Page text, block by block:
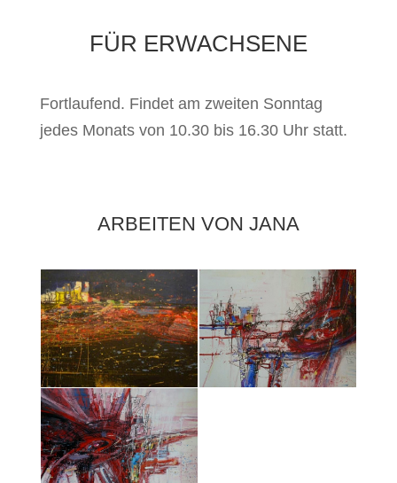
FÜR ERWACHSENE
Fortlaufend. Findet am zweiten Sonntag
jedes Monats von 10.30 bis 16.30 Uhr statt.
ARBEITEN VON JANA